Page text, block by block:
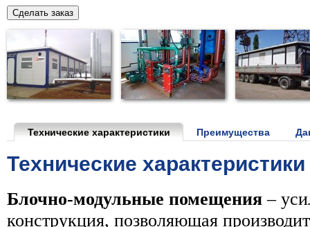
Технические характеристики Преимущества
Технические характеристики
Блочно-модульные помещения –
конструкция, позволяющая